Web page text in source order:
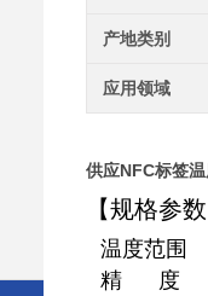
产地类别
应用领域
供应NFC标签
【规格参数
温度范围
精 度